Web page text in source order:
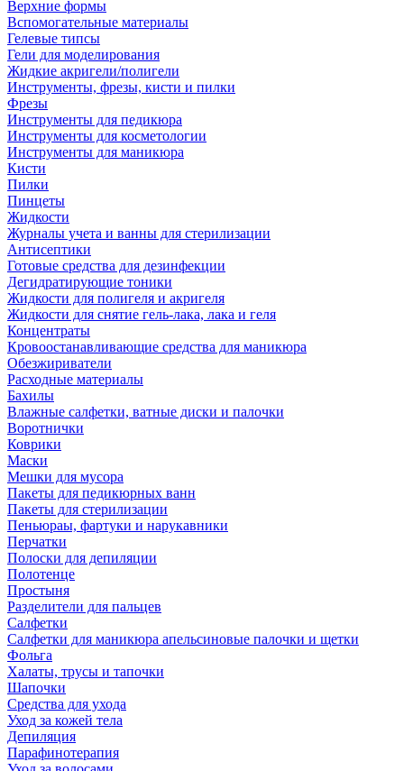
Верхние формы
Вспомогательные материалы
Гелевые типсы
Гели для моделирования
Жидкие акригели/полигели
Инструменты, фрезы, кисти и пилки
Фрезы
Инструменты для педикюра
Инструменты для косметологии
Инструменты для маникюра
Кисти
Пилки
Пинцеты
Жидкости
Журналы учета и ванны для стерилизации
Антисептики
Готовые средства для дезинфекции
Дегидратирующие тоники
Жидкости для полигеля и акригеля
Жидкости для снятие гель-лака, лака и геля
Концентраты
Кровоостанавливающие средства для маникюра
Обезжириватели
Расходные материалы
Бахилы
Влажные салфетки, ватные диски и палочки
Воротнички
Коврики
Маски
Мешки для мусора
Пакеты для педикюрных ванн
Пакеты для стерилизации
Пеньюраы, фартуки и нарукавники
Перчатки
Полоски для депиляции
Полотенце
Простыня
Разделители для пальцев
Салфетки
Салфетки для маникюра апельсиновые палочки и щетки
Фольга
Халаты, трусы и тапочки
Шапочки
Средства для ухода
Уход за кожей тела
Депиляция
Парафинотерапия